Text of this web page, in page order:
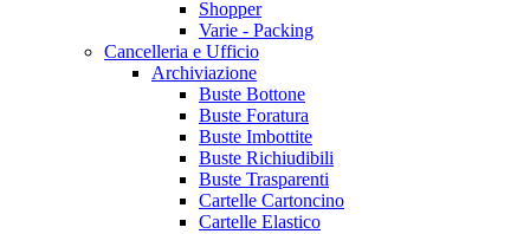
Shopper
Varie - Packing
Cancelleria e Ufficio
Archiviazione
Buste Bottone
Buste Foratura
Buste Imbottite
Buste Richiudibili
Buste Trasparenti
Cartelle Cartoncino
Cartelle Elastico